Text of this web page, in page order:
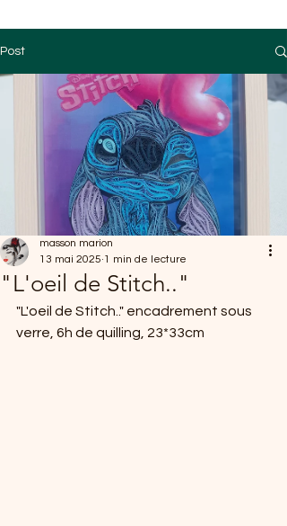
Post
"L'oeil de Stitch.."
masson marion
13 mai 2025 1 min de lecture
"L'oeil de Stitch.." encadrement sous
verre, 6h de quilling, 23*33cm